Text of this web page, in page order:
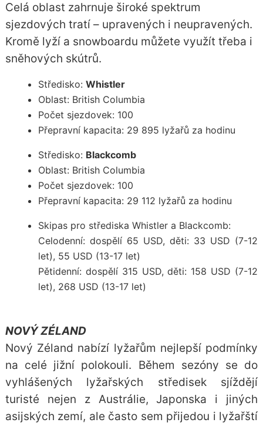
Celá oblast zahrnuje široké spektrum
sjezdových tratí – upravených i neupravených.
Kromě lyží a snowboardu můžete využít třeba i
sněhových skútrů.
Středisko: Whistler
Oblast: British Columbia
Počet sjezdovek: 100
Přepravní kapacita: 29 895 lyžařů za hodinu
Středisko: Blackcomb
Oblast: British Columbia
Počet sjezdovek: 100
Přepravní kapacita: 29 112 lyžařů za hodinu
Skipas pro střediska Whistler a Blackcomb:
Celodenní: dospělí 65 USD, děti: 33 USD (7-12
let), 55 USD (13-17 let)
Pětidenní: dospělí 315 USD, děti: 158 USD (7-12
let), 268 USD (13-17 let)
NOVÝ ZÉLAND
Nový Zéland nabízí lyžařům nejlepší podmínky
na celé jižní polokouli. Během sezóny se do
vyhlášených lyžařských středisek sjíždějí
turisté nejen z Austrálie, Japonska i jiných
asijských zemí, ale často sem přijedou i lyžařští